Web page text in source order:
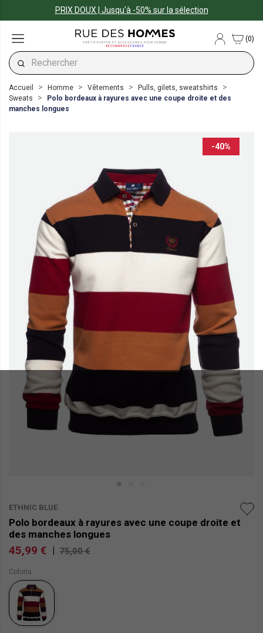
PRIX DOUX | Jusqu'à -50% sur la sélection
PRÊT-À-PORTER ET ACCESSOIRES POUR HOMME
#ECOMMERCEFRANCE
(0)
Accueil Homme Vêtements
Pulls, gilets, sweatshirts
Sweats
Polo bordeaux à rayures avec une coupe droite et des
manches longues
-40%
ETHNIC BLUE
Polo bordeaux à rayures avec une coupe droite et
des manches longues
45,99 € 75,00 €
Coloris